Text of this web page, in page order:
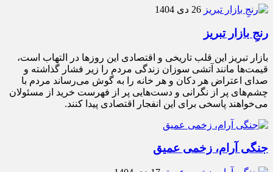
26 دی 1404
رنجِ بازار تبریز
بازار تبریز این قلب تاریخی و اقتصادی این روزها در التهاب است،
قیمت‌ها مانند آتشی سوزان زندگی مردم را زیر فشار گذاشته و
صدای اعتراض هر دکان و هر خانه را به گوش می‌رساند مردم با
چشم‌های پر از نگرانی و دست‌هایی پر از فهرست خرید از مسئولان
می‌خواهند پاسخی برای این انفجار اقتصادی پیدا کنند.
جنگی آرام، زخمی عمیق